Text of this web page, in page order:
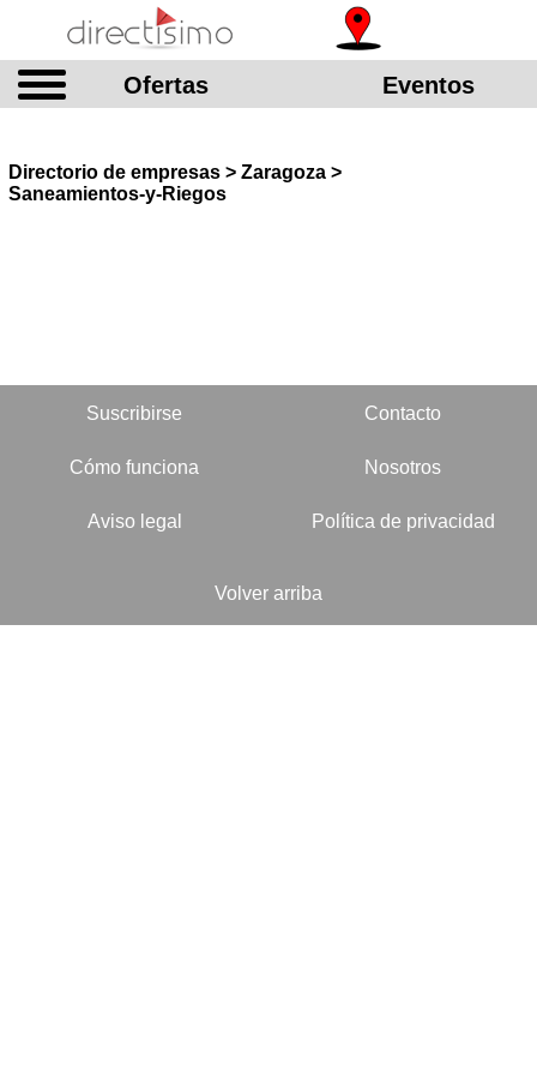
Ofertas Eventos
Directorio de empresas > Zaragoza >
Saneamientos-y-Riegos
Suscribirse Contacto
Cómo funciona Nosotros
Aviso legal Política de privacidad
Volver arriba